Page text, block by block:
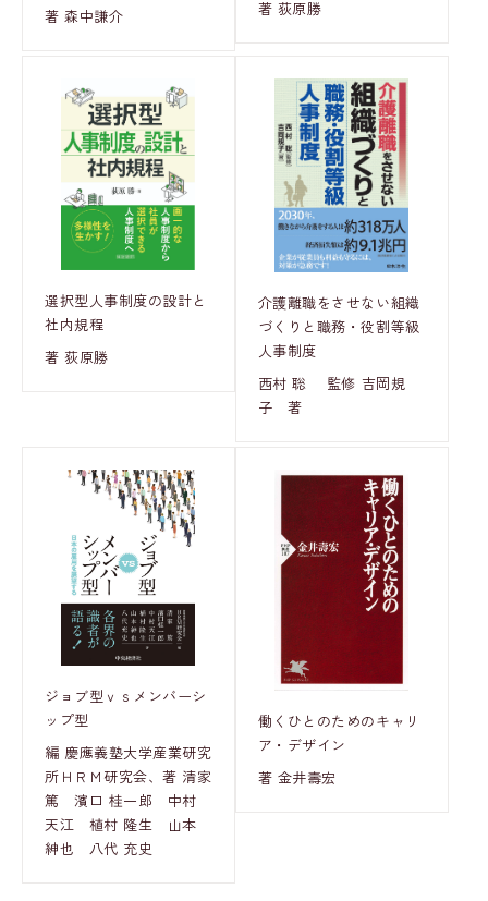
著 森中謙介 著 荻原勝
選択型人事制度の設計と
社内規程
著 荻原勝
介護離職をさせない組織
づくりと職務・役割等級
人事制度
西村 聡 監修 吉岡規
子 著
ジョブ型ｖｓメンバーシ
ップ型
編 慶應義塾大学産業研究
所ＨＲＭ研究会、著 清家
篤 濱口 桂一郎 中村
天江 植村 隆生 山本
紳也 八代 充史
働くひとのためのキャリ
ア・デザイン
著 金井壽宏